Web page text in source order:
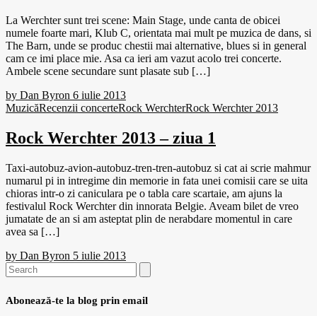
La Werchter sunt trei scene: Main Stage, unde canta de obicei
numele foarte mari, Klub C, orientata mai mult pe muzica de dans, si
The Barn, unde se produc chestii mai alternative, blues si in general
cam ce imi place mie. Asa ca ieri am vazut acolo trei concerte.
Ambele scene secundare sunt plasate sub […]
by Dan Byron 6 iulie 2013
MuzicăRecenzii concerteRock WerchterRock Werchter 2013
Rock Werchter 2013 – ziua 1
Taxi-autobuz-avion-autobuz-tren-tren-autobuz si cat ai scrie mahmur
numarul pi in intregime din memorie in fata unei comisii care se uita
chioras intr-o zi caniculara pe o tabla care scartaie, am ajuns la
festivalul Rock Werchter din innorata Belgie. Aveam bilet de vreo
jumatate de an si am asteptat plin de nerabdare momentul in care
avea sa […]
by Dan Byron 5 iulie 2013
Search
for:
Abonează-te la blog prin email